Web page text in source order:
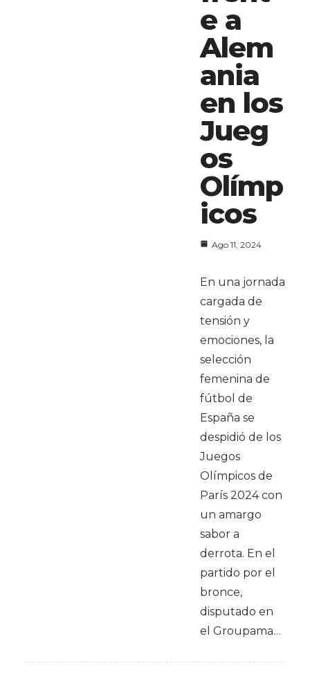
e a
Alem
ania
en los
Jueg
os
Olímp
icos
Ago 11, 2024
En una jornada
cargada de
tensión y
emociones, la
selección
femenina de
fútbol de
España se
despidió de los
Juegos
Olímpicos de
París 2024 con
un amargo
sabor a
derrota. En el
partido por el
bronce,
disputado en
el Groupama…